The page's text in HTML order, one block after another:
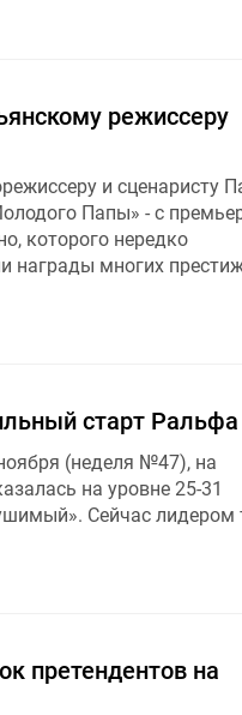
режиссеру
и сценаристу
Папы» - с
которого нередко
награды многих
старт Ральфа
(неделя №47), на
на уровне 25-31
Сейчас лидером
претендентов на